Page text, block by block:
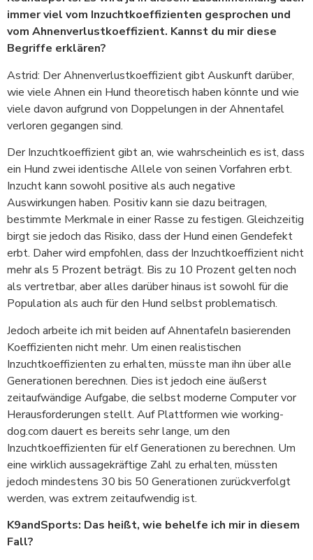
immer viel vom Inzuchtkoeffizienten gesprochen und
vom Ahnenverlustkoeffizient. Kannst du mir diese
Begriffe erklären?
Astrid: Der Ahnenverlustkoeffizient gibt Auskunft darüber,
wie viele Ahnen ein Hund theoretisch haben könnte und wie
viele davon aufgrund von Doppelungen in der Ahnentafel
verloren gegangen sind.
Der Inzuchtkoeffizient gibt an, wie wahrscheinlich es ist, dass
ein Hund zwei identische Allele von seinen Vorfahren erbt.
Inzucht kann sowohl positive als auch negative
Auswirkungen haben. Positiv kann sie dazu beitragen,
bestimmte Merkmale in einer Rasse zu festigen. Gleichzeitig
birgt sie jedoch das Risiko, dass der Hund einen Gendefekt
erbt. Daher wird empfohlen, dass der Inzuchtkoeffizient nicht
mehr als 5 Prozent beträgt. Bis zu 10 Prozent gelten noch
als vertretbar, aber alles darüber hinaus ist sowohl für die
Population als auch für den Hund selbst problematisch.
Jedoch arbeite ich mit beiden auf Ahnentafeln basierenden
Koeffizienten nicht mehr. Um einen realistischen
Inzuchtkoeffizienten zu erhalten, müsste man ihn über alle
Generationen berechnen. Dies ist jedoch eine äußerst
zeitaufwändige Aufgabe, die selbst moderne Computer vor
Herausforderungen stellt. Auf Plattformen wie working-
dog.com dauert es bereits sehr lange, um den
Inzuchtkoeffizienten für elf Generationen zu berechnen. Um
eine wirklich aussagekräftige Zahl zu erhalten, müssten
jedoch mindestens 30 bis 50 Generationen zurückverfolgt
werden, was extrem zeitaufwendig ist.
K9andSports: Das heißt, wie behelfe ich mir in diesem
Fall?